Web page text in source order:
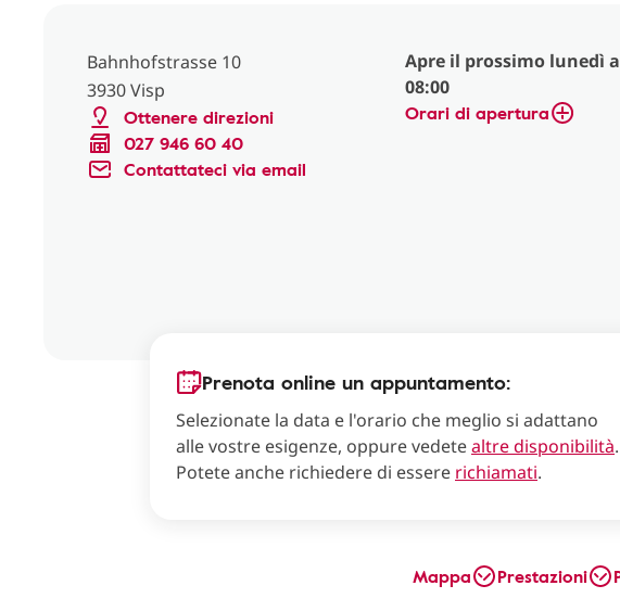
Bahnhofstrasse 10
3930 Visp
Ottenere direzioni
027 946 60 40
Contattateci via email
Apre il prossimo lunedì
08:00
Orari di apertura
Prenota online un appuntamento:
Selezionate la data e l'orario che meglio si adattano
alle vostre esigenze, oppure vedetealtre disponibilità.
Potete anche richiedere di essere richiamati.
Mappa Prestazioni